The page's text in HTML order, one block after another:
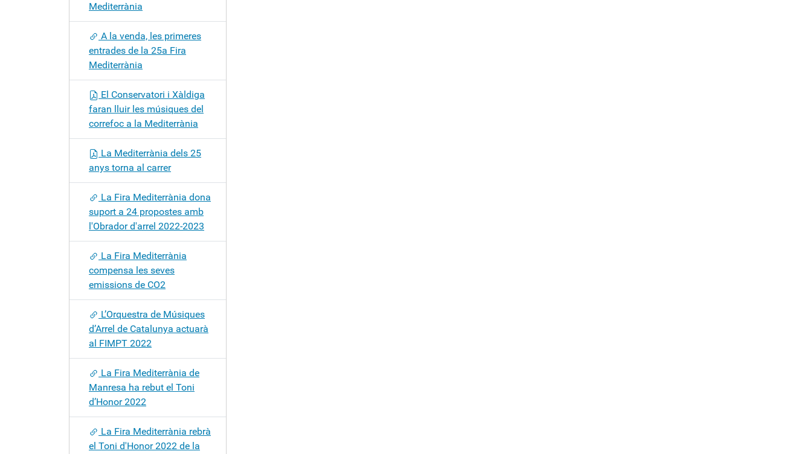
Mediterrània
A la venda, les primeres
entrades de la 25a Fira
Mediterrània
El Conservatori i Xàldiga
faran lluir les músiques del
correfoc a la Mediterrània
La Mediterrània dels 25
anys torna al carrer
La Fira Mediterrània dona
suport a 24 propostes amb
l'Obrador d'arrel 2022-2023
La Fira Mediterrània
compensa les seves
emissions de CO2
L’Orquestra de Músiques
d’Arrel de Catalunya actuarà
al FIMPT 2022
La Fira Mediterrània de
Manresa ha rebut el Toni
d’Honor 2022
La Fira Mediterrània rebrà
el Toni d'Honor 2022 de la